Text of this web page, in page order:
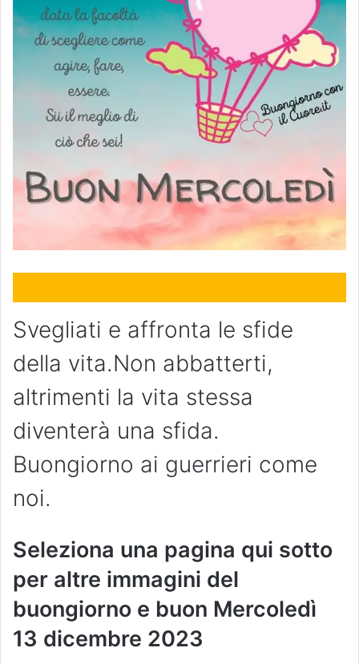
Svegliati e affronta le sfide
della vita.Non abbatterti,
altrimenti la vita stessa
diventerà una sfida.
Buongiorno ai guerrieri come
noi.
Seleziona una pagina qui sotto
per altre immagini del
buongiorno e buon Mercoledì
13 dicembre 2023